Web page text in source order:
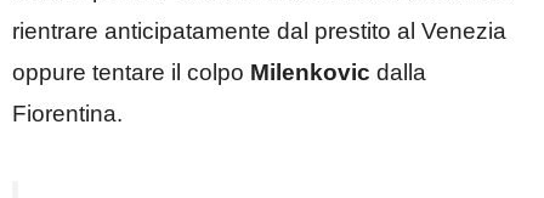
rientrare anticipatamente dal prestito al Venezia
oppure tentare il colpo Milenkovic dalla
Fiorentina.